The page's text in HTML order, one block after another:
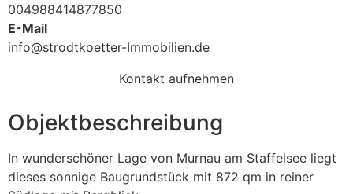
004988414877850
E-Mail
info@strodtkoetter-Immobilien.de
Kontakt aufnehmen
Objektbeschreibung
In wunderschöner Lage von Murnau am Staffelsee liegt
dieses sonnige Baugrundstück mit 872 qm in reiner